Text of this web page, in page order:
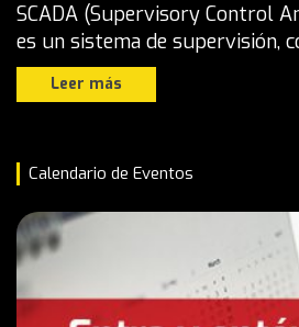
SCADA (Supervisory Control
es un sistema de supervisión,
Leer más
Calendario de Eventos